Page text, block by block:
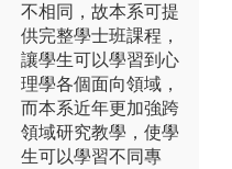
不相同，故本系可提
供完整學士班課程，
讓學生可以學習到心
理學各個面向領域，
而本系近年更加強跨
領域研究教學，使學
生可以學習不同專